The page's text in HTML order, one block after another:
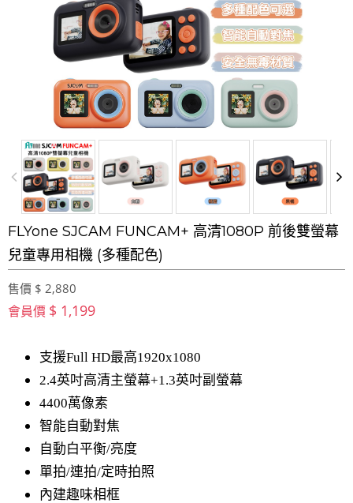
FLYone SJCAM FUNCAM+ 高清1080P 前後雙螢幕
兒童專用相機 (多種配色)
售價 $ 2,880
會員價 $ 1,199
支援Full HD最高1920x1080
2.4英吋高清主螢幕+1.3英吋副螢幕
4400萬像素
智能自動對焦
自動白平衡/亮度
單拍/連拍/定時拍照
內建趣味相框